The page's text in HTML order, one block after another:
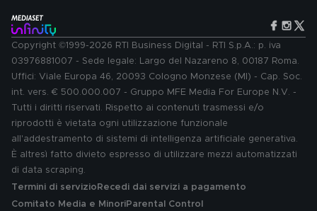
Copyright ©1999-2026 RTI Business Digital - RTI S.p.A.: p. iva
03976881007 - Sede legale: Largo del Nazareno 8, 00187 Roma.
Uffici: Viale Europa 46, 20093 Cologno Monzese (MI) - Cap. Soc.
int. vers. € 500.000.007 - Gruppo MFE Media For Europe N.V. -
Tutti i diritti riservati. Rispetto ai contenuti trasmessi e/o
riprodotti è vietata ogni utilizzazione funzionale
all'addestramento di sistemi di intelligenza artificiale generativa.
È altresì fatto divieto espresso di utilizzare mezzi automatizzati
di data scraping.
Termini di servizio Recedi dai servizi a pagamento
Comitato Media e MinoriParental Control